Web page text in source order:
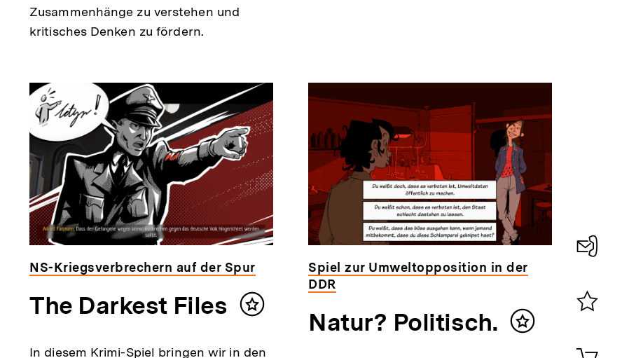
Zusammenhänge zu verstehen und
kritisches Denken zu fördern.
NS-Kriegsverbrechern auf der Spur
The Darkest Files
Inhalt
In diesem Krimi-Spiel bringen wir in den
Spiel zur Umweltopposition in der
DDR
Natur? Politisch.
Inhalt